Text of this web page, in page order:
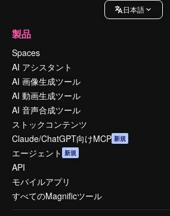
日本語
製品
Spaces
AI アシスタント
AI 画像生成ツール
AI 動画生成ツール
AI 音声合成ツール
ストックコンテンツ
Claude/ChatGPT向けMCP 新規
エージェント 新規
API
モバイルアプリ
すべてのMagnificツール